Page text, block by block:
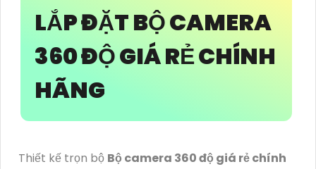
LẮP ĐẶT BỘ CAMERA
360 ĐỘ GIÁ RẺ CHÍNH
HÃNG
Thiết kế trọn bộ Bộ camera 360 độ giá rẻ chính